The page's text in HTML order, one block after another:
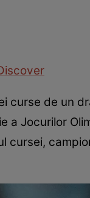
curse de un
a Jocurilor
cursei,